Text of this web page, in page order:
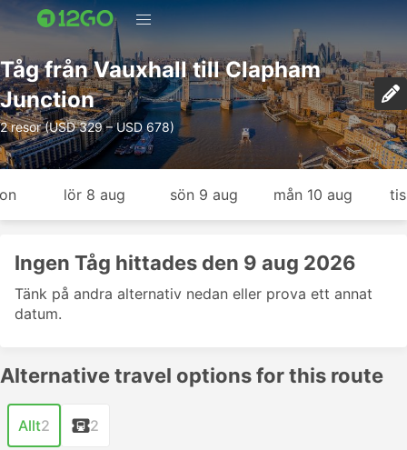
Tåg från Vauxhall till Clapham
Junction
2 resor (USD 329 – USD 678)
lör 8 aug sön 9 aug mån 10 aug
Ingen Tåg hittades den 9 aug 2026
Tänk på andra alternativ nedan eller prova ett annat
datum.
Alternative travel options for this route
Allt2 2